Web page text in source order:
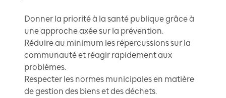
Donner la priorité à la santé publique grâce à
une approche axée sur la prévention.
Réduire au minimum les répercussions sur la
communauté et réagir rapidement aux
problèmes.
Respecter les normes municipales en matière
de gestion des biens et des déchets.